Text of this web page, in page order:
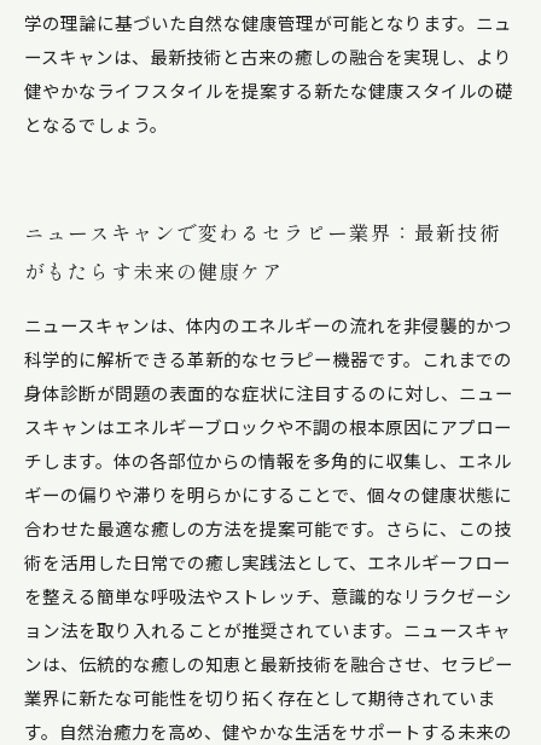
学の理論に基づいた自然な健康管理が可能となります。ニュ
ースキャンは、最新技術と古来の癒しの融合を実現し、より
健やかなライフスタイルを提案する新たな健康スタイルの礎
となるでしょう。
ニュースキャンで変わるセラピー業界：最新技術
がもたらす未来の健康ケア
ニュースキャンは、体内のエネルギーの流れを非侵襲的かつ
科学的に解析できる革新的なセラピー機器です。これまでの
身体診断が問題の表面的な症状に注目するのに対し、ニュー
スキャンはエネルギーブロックや不調の根本原因にアプロー
チします。体の各部位からの情報を多角的に収集し、エネル
ギーの偏りや滞りを明らかにすることで、個々の健康状態に
合わせた最適な癒しの方法を提案可能です。さらに、この技
術を活用した日常での癒し実践法として、エネルギーフロー
を整える簡単な呼吸法やストレッチ、意識的なリラクゼーシ
ョン法を取り入れることが推奨されています。ニュースキャ
ンは、伝統的な癒しの知恵と最新技術を融合させ、セラピー
業界に新たな可能性を切り拓く存在として期待されていま
す。自然治癒力を高め、健やかな生活をサポートする未来の